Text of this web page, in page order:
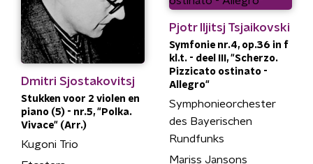
Dmitri Sjostakovitsj
Stukken voor 2 violen en
piano (5) - nr.5, "Polka.
Vivace" (Arr.)
Kugoni Trio
Pjotr Iljitsj Tsjaikovski
Symfonie nr.4, op.36 in f
kl.t. - deel III, "Scherzo.
Pizzicato ostinato -
Allegro"
Symphonieorchester
des Bayerischen
Rundfunks
Mariss Jansons